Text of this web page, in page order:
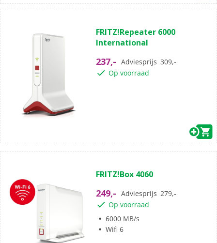
van
de
sterren.
FRITZ!Repeater 6000
International
237,- Adviesprijs 309,-
Op voorraad
van
5
sterren.
FRITZ!Box 4060
249,- Adviesprijs 279,-
Op voorraad
6000 MB/s
Wifi 6